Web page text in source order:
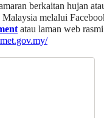
berkaitan hujan
melalui
atau laman web rasmi